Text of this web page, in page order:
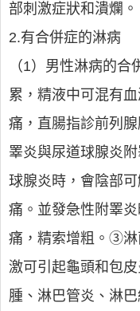
部刺激症狀和潰爛。
2.有合併症的淋病
（1）男性淋病的
累，精液中可混有
痛，直腸指診前列
睪炎與尿道球腺炎
球腺炎時，會陰部
痛。並發急性附睪
痛，精索增粗。③淋
激可引起龜頭和包
腫、淋巴管炎、淋